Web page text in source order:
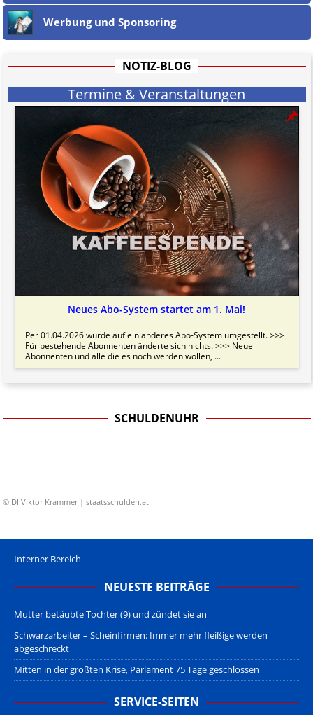
Werbung und Sponsoring
NOTIZ-BLOG
Termine & Veranstaltungen
Neues Abo-System startet am 1. Mai!
Per 01.04.2026 wurde auf ein anderes Abo-System umgestellt. >>>
Für bestehende Abonnenten änderte sich nichts. >>> Neue
Abonnenten und alle die es noch werden wollen, ...
SCHULDENUHR
© DI Viktor Krammer | staatsschulden.at
Interner Bereich
NEUESTE BEITRÄGE
Mutter betäubte Tochter (9) und zündet sie an
Schwarzarbeiter – Scheinfirmen: Immer mehr fleißige werden
abgeschreckt
Mitten in der größten Krise, Parlament 75 Tage geschlossen
SERVICE-SEITEN